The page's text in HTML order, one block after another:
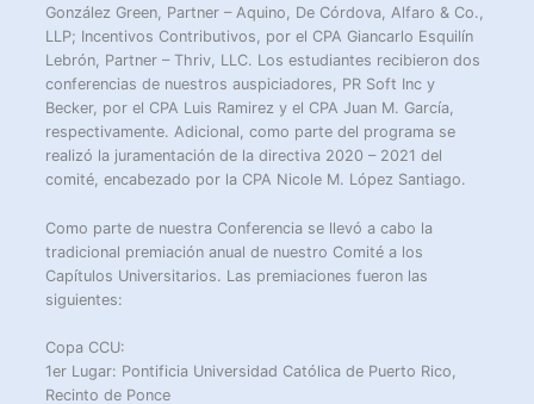
González Green, Partner – Aquino, De Córdova, Alfaro & Co.,
LLP; Incentivos Contributivos, por el CPA Giancarlo Esquilín
Lebrón, Partner – Thriv, LLC. Los estudiantes recibieron dos
conferencias de nuestros auspiciadores, PR Soft Inc y
Becker, por el CPA Luis Ramirez y el CPA Juan M. García,
respectivamente. Adicional, como parte del programa se
realizó la juramentación de la directiva 2020 – 2021 del
comité, encabezado por la CPA Nicole M. López Santiago.
Como parte de nuestra Conferencia se llevó a cabo la
tradicional premiación anual de nuestro Comité a los
Capítulos Universitarios. Las premiaciones fueron las
siguientes:
Copa CCU:
1er Lugar: Pontificia Universidad Católica de Puerto Rico,
Recinto de Ponce